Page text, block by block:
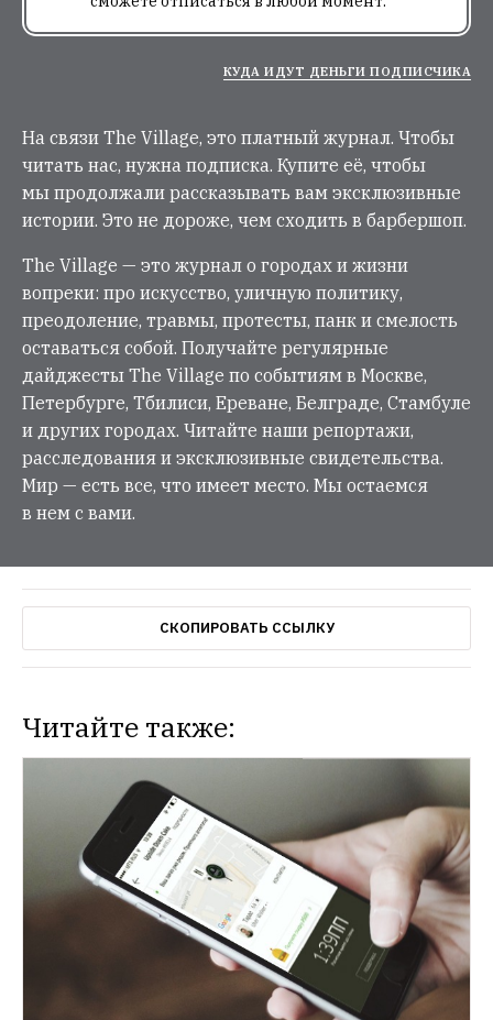
КУДА ИДУТ ДЕНЬГИ ПОДПИСЧИКА
На связи The Village, это платный журнал. Чтобы
читать нас, нужна подписка. Купите её, чтобы
мы продолжали рассказывать вам эксклюзивные
истории. Это не дороже, чем сходить в барбершоп.
The Village — это журнал о городах и жизни
вопреки: про искусство, уличную политику,
преодоление, травмы, протесты, панк и смелость
оставаться собой. Получайте регулярные
дайджесты The Village по событиям в Москве,
Петербурге, Тбилиси, Ереване, Белграде, Стамбуле
и других городах. Читайте наши репортажи,
расследования и эксклюзивные свидетельства.
Мир — есть все, что имеет место. Мы остаемся
в нем с вами.
СКОПИРОВАТЬ ССЫЛКУ
Читайте также: